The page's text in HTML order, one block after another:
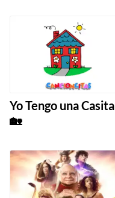
Yo Tengo una Casita
🏡